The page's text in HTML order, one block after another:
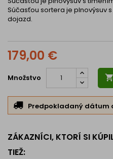
Súčasťou sortera je plnovýsuv
dojazd.
179,00 €
Množstvo 
Predpokladaný dátum
ZÁKAZNÍCI, KTORÍ SI
TIEŽ: